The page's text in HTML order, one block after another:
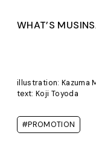
WHAT’S
illustration: Kazuma
text: Koji Toyoda
#PROMOTION